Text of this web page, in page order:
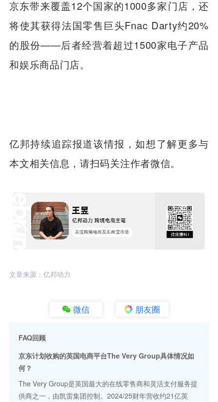
京东带来覆盖12个国家的1000多家门店，还
将使其获得法国零售巨头Fnac Darty约20%
的股份——后者经营着超过1500家电子产品
和娱乐商品门店。
亿邦持续追踪报道该情报，如想了解更多与
本文相关信息，请扫码关注作者微信。
文章来源：亿邦动力
微信 朋友圈
FAQ回顾
京东计划收购的英国电商平台The Very Group具体情况如
何？
The Very Group是英国最大的在线零售商和灵活支付服务提
供商之一，由凯雷集团控制。2024/25财年营收约21亿英